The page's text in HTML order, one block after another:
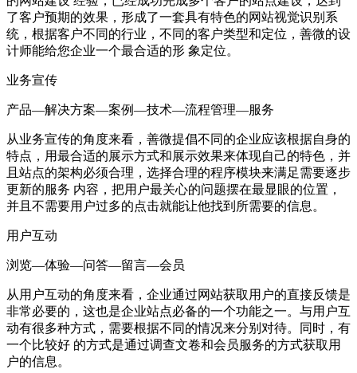
了客户预期的效果，形成了一套具有特色的网站视觉识别系
统，根据客户不同的行业，不同的客户类型和定位，善微的设
计师能给您企业一个最合适的形 象定位。
业务宣传
产品—解决方案—案例—技术—流程管理—服务
从业务宣传的角度来看，善微提倡不同的企业应该根据自身的
特点，用最合适的展示方式和展示效果来体现自己的特色，并
且站点的架构必须合理，选择合理的程序模块来满足需要逐步
更新的服务 内容，把用户最关心的问题摆在最显眼的位置，
并且不需要用户过多的点击就能让他找到所需要的信息。
用户互动
浏览—体验—问答—留言—会员
从用户互动的角度来看，企业通过网站获取用户的直接反馈是
非常必要的，这也是企业站点必备的一个功能之一。与用户互
动有很多种方式，需要根据不同的情况来分别对待。同时，有
一个比较好 的方式是通过调查文卷和会员服务的方式获取用
户的信息。